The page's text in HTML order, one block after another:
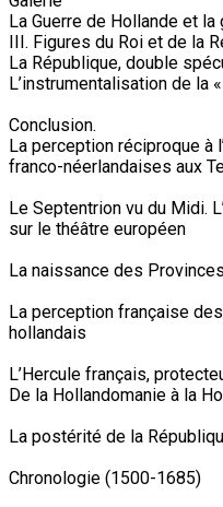
La Guerre de Hollande et
III. Figures du Roi et de la
La République, double
L’instrumentalisation de la
Conclusion.
La perception réciproque à
franco-néerlandaises aux
Le Septentrion vu du Midi.
sur le théâtre européen
La naissance des
La perception française
hollandais
L’Hercule français,
De la Hollandomanie à la
La postérité de la
Chronologie (1500-1685)